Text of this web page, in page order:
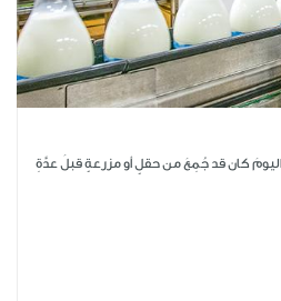
كان قد جُمِعَ من حقلٍ أو مزرعةٍ قبلَ عدَّةِ